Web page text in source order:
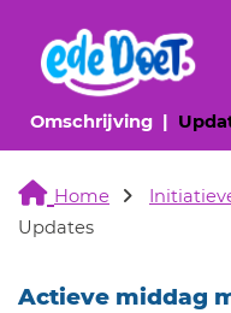
Omschrijving(huidige
Home
Updates
Actieve middag